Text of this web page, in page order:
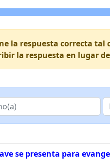
la respuesta correcta
la respuesta en lugar
se presenta para